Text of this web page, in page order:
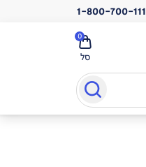
1-800-700-111
סל
0